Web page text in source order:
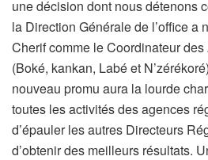
une décision dont nous détenons
la Direction Générale de l’office a
Cherif comme le Coordinateur
(Boké, kankan, Labé et
nouveau promu aura la lourde
toutes les activités des agences
d’épauler les autres Directeurs
d’obtenir des meilleurs résultats.